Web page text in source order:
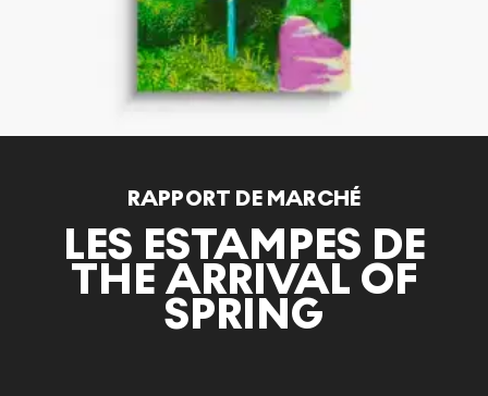
RAPPORT DE MARCHÉ
LES ESTAMPES DE
THE ARRIVAL OF
SPRING